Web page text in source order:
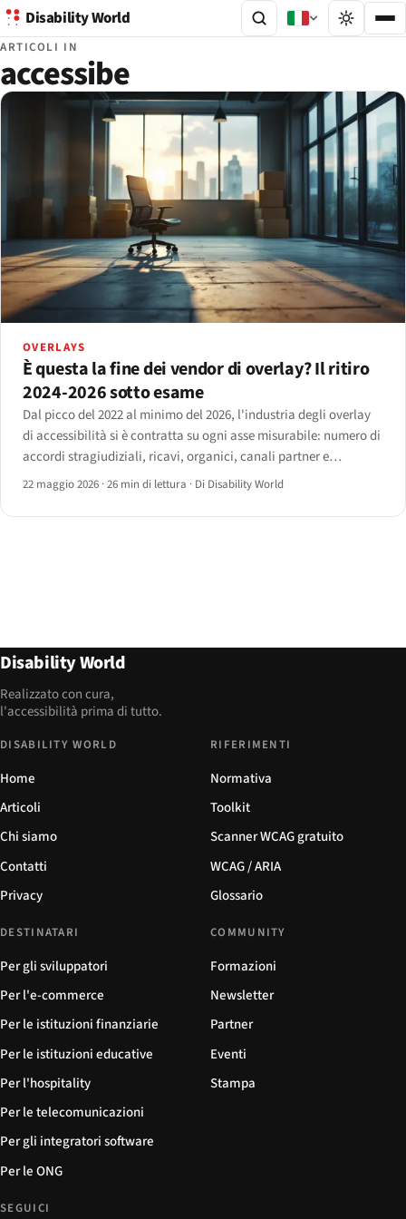
Disability World
ARTICOLI IN
accessibe
OVERLAYS
È questa la fine dei vendor di overlay? Il ritiro
2024-2026 sotto esame
Dal picco del 2022 al minimo del 2026, l'industria degli overlay
di accessibilità si è contratta su ogni asse misurabile: numero di
accordi stragiudiziali, ricavi, organici, canali partner e
legittimità normativa. Un dossier sui vendor nominati e sui dati
22 maggio 2026 ·26 min di lettura · Di Disability World
Disability World
Realizzato con cura,
l'accessibilità prima di tutto.
DISABILITY WORLD
Home
Articoli
Chi siamo
Contatti
Privacy
RIFERIMENTI
Normativa
Toolkit
Scanner WCAG gratuito
WCAG / ARIA
Glossario
DESTINATARI
Per gli sviluppatori
Per l'e-commerce
Per le istituzioni finanziarie
Per le istituzioni educative
Per l'hospitality
Per le telecomunicazioni
Per gli integratori software
Per le ONG
COMMUNITY
Formazioni
Newsletter
Partner
Eventi
Stampa
SEGUICI